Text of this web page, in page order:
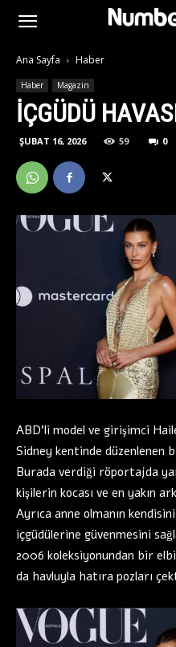
Ana Sayfa Haber
Haber Magazin
İÇGÜDÜ
ŞUBAT 16, 2026 59 0
ABD’li model ve girişimci
Sidney kentinde düzenlenen
Burada verdiği röportajda
kişilerin kocası ve en yakın
Ayrıca anne olmanın
içgüdülerine güvenmesini
2006 koleksiyonundan bir
da havluyla hatıra pozları